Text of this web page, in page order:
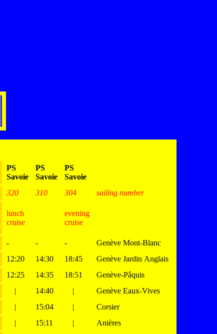
PS
Savoie
PS
Savoie
PS
Savoie
320 310 304
sailing number
lunch
cruise
evening
cruise
- - -
Genève Mont-Blanc
12:20 14:30 18:45
Genève Jardin Anglais
12:25 14:35 18:51
Genève-Pâquis
| 14:40 |
Genève Eaux-Vives
| 15:04 |
Corsier
| 15:11 |
Anières